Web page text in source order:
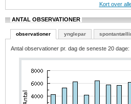
Kort over
ANTAL OBSERVATIONER
observationer ynglepar
Antal observationer pr. dag de seneste 20 dage: